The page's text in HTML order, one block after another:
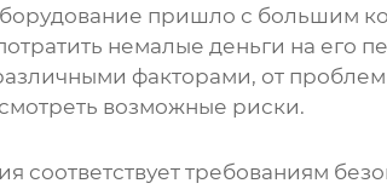
пришло с большим
немалые деньги на его
факторами, от
возможные риски.
соответствует требованиям